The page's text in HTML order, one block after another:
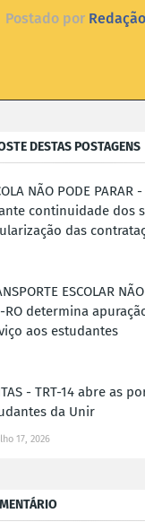
Postado por Redação
DESTAS POSTAGENS
NÃO PODE
continuidade dos
das
ESCOLAR
RO determina
aos estudantes
- TRT-14 abre as
da Unir
17, 2026